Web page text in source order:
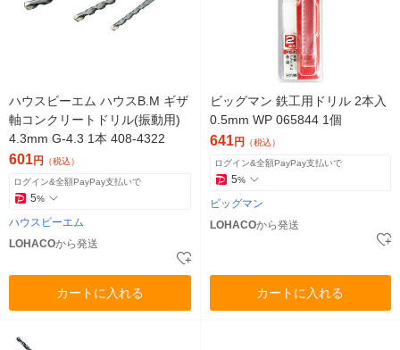
ハウスビーエム ハウスB.M ギザ
軸コンクリートドリル(振動用)
4.3mm G-4.3 1本 408-4322
601円 （税込）
ログイン&全額PayPay支払いで
5%
ハウスビーエム
LOHACOから発送
カートに入れる
ビッグマン 鉄工用ドリル 2本入
0.5mm WP 065844 1個
641円 （税込）
ログイン&全額PayPay支払いで
5%
ビッグマン
LOHACOから発送
カートに入れる